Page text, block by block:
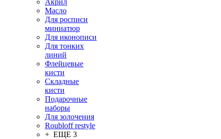
Масло
Для росписи
миниатюр
Для иконописи
Для тонких
линий
Флейцевые
кисти
Складные
кисти
Подарочные
наборы
Для золочения
Roubloff restyle
+ ЕЩЕ 3